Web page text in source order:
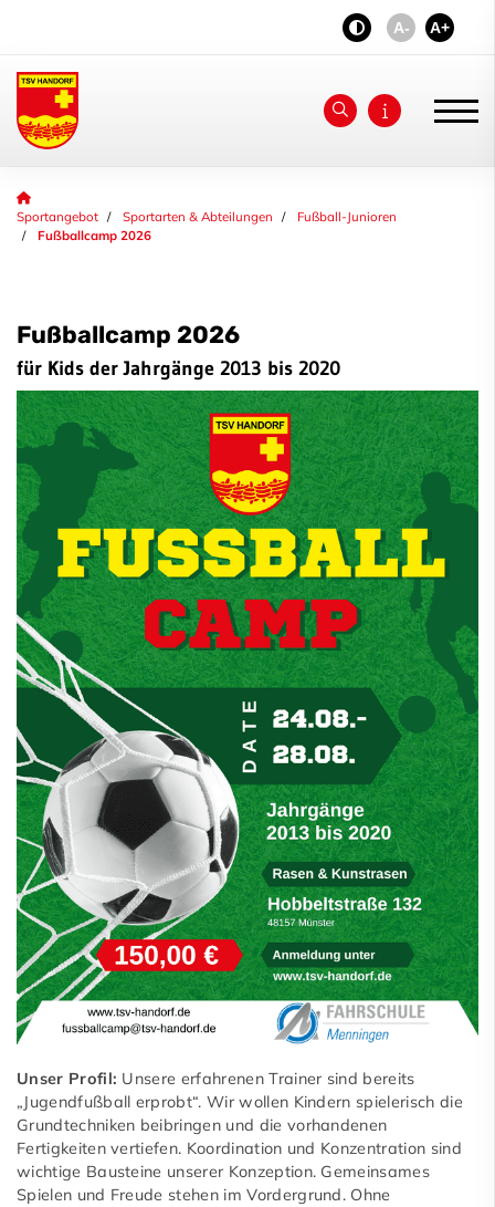
A- A+
Sportangebot Sportarten & Abteilungen
Fußball-Junioren
Fußballcamp 2026
Fußballcamp 2026
für Kids der Jahrgänge 2013 bis 2020
Unser Profil: Unsere erfahrenen Trainer sind bereits
„Jugendfußball erprobt“. Wir wollen Kindern spielerisch die
Grundtechniken beibringen und die vorhandenen
Fertigkeiten vertiefen. Koordination und Konzentration sind
wichtige Bausteine unserer Konzeption. Gemeinsames
Spielen und Freude stehen im Vordergrund. Ohne
News
aktiv - fit & gesund
Sportangebot
Deinen Sport finden
Sportarten & Abteilungen
Baby-FIT
Badminton
Basketball
Boule
Freizeitsport
Fußball-Junioren
Konzept Juniorenfußball
Mannschaften
Ansprechpartner
Fußballcamp 2026
Trainerbereich
Fußball-Senioren
Karate
Leichtathletik
Schwimmen